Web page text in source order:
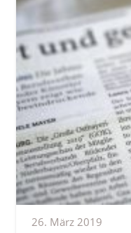
26. März 2019